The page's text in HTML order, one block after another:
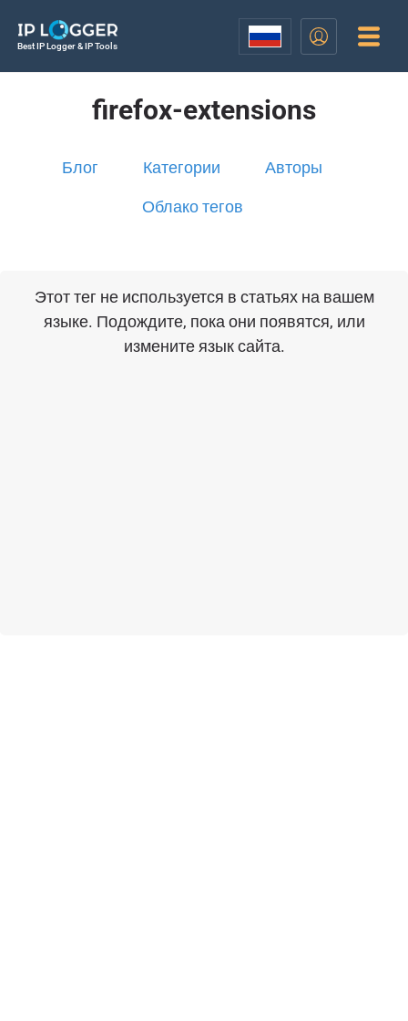
Best IP Logger & IP Tools
firefox-extensions
Блог Категории Авторы
Облако тегов